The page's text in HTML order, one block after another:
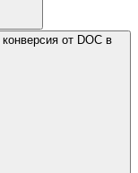
от DOC в